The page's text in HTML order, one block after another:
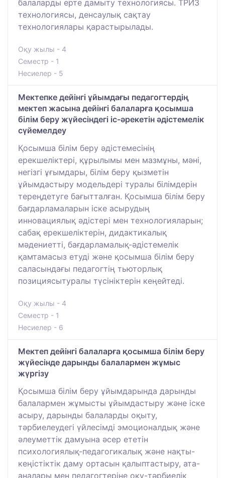
балаларды ерте дамыту технологиясы. ТРИЗ
технологиясы, денсаулық сақтау
технологиялары қарастырылады.
Оқу жылы - 4
Семестр - 1
Несиелер - 5
Мектепке дейінгі ұйымдағы педагогтердің
мектеп жасына дейінгі балаларға қосымша
білім беру жүйесіндегі іс-әрекетін әдістемелік
сүйемелдеу
Қосымша білім беру әдістемесінің
ерекшеліктері, құрылымы мен мазмұны, мәні,
негізгі ұғымдары, білім беру қызметін
ұйымдастыру модельдері туралы білімдерін
тереңдетуге бағытталған. Қосымша білім беру
бағдарламаларын іске асырудың
инновациялық әдістері мен технологияларын;
сабақ ерекшеліктерін, дидактикалық
мәдениетті, бағдарламалық-әдістемелік
қамтамасыз етуді және қосымша білім беру
саласындағы педагогтің тьюторлық
позициясытуралы түсініктерін кеңейтеді.
Оқу жылы - 4
Семестр - 1
Несиелер - 6
Мектеп дейінгі балаларға қосымша білім беру
жүйесінде дарынды балалармен жұмыс
жүргізу
Қосымша білім беру ұйымдарында дарынды
балалармен жұмысты ұйымдастыру және іске
асыру, дарынды балаларды оқыту,
тәрбиелеудегі үйлесімді эмоционалдық және
әлеуметтік дамуына әсер ететін
психологиялық-педагогикалық және нақты-
кеңістіктік даму ортасын қалыптастыру, ата-
аналары мен педагогтеріне оқу-тәрбиелік